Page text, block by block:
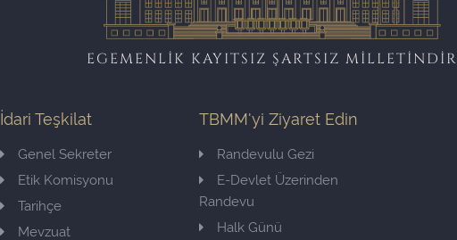
EGEMENLİK KAYITSIZ ŞARTSIZ MİLLETİNDİR
İdari Teşkilat
Genel Sekreter
Etik Komisyonu
Tarihçe
Mevzuat
TBMM'yi Ziyaret Edin
Randevulu Gezi
E-Devlet Üzerinden
Randevu
Halk Günü